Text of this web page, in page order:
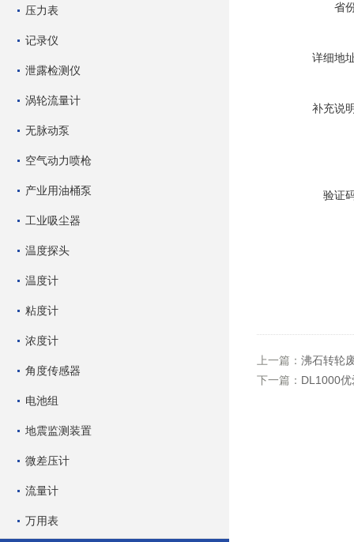
压力表
记录仪
泄露检测仪
涡轮流量计
无脉动泵
空气动力喷枪
产业用油桶泵
工业吸尘器
温度探头
温度计
粘度计
浓度计
角度传感器
电池组
地震监测装置
微差压计
流量计
万用表
省
详细地
补充说
验证
上一篇： 沸石转轮
下一篇： DL1000